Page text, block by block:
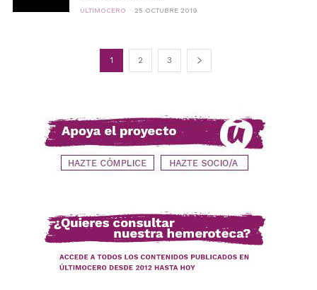
ÚLTIMOCERO 25 OCTUBRE 2019
1 2 3